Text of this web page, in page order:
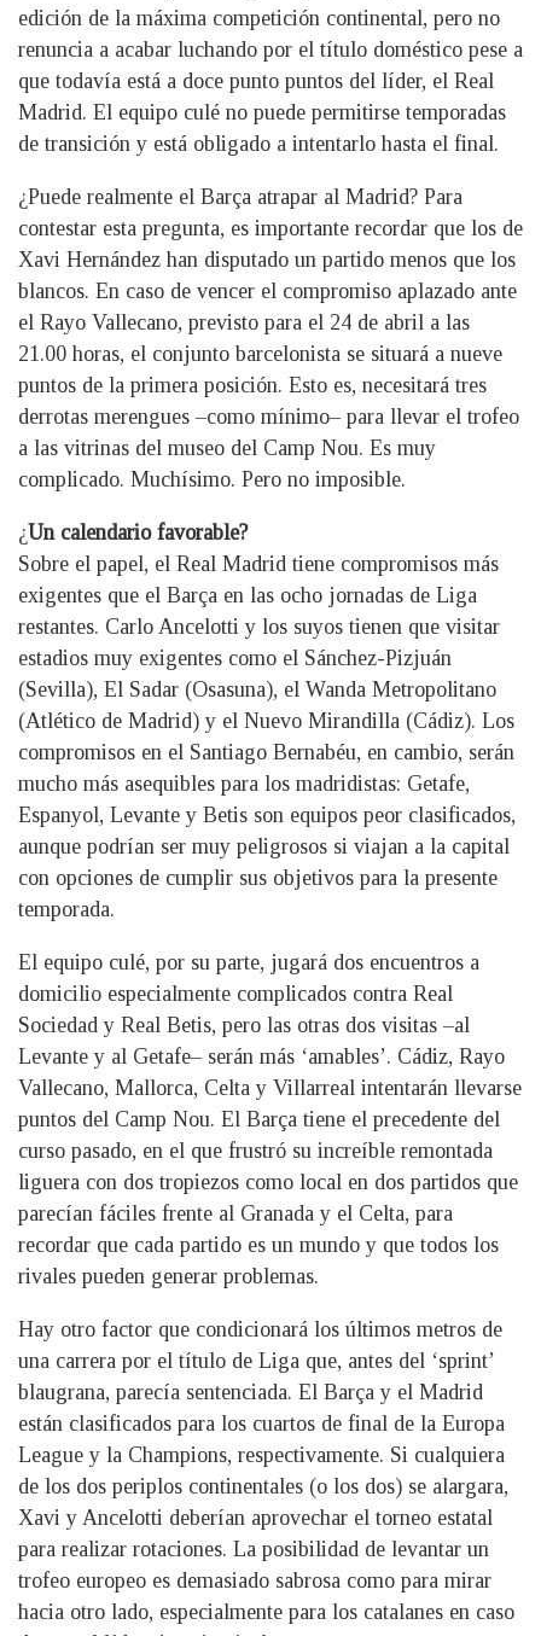
edición de la máxima competición continental, pero no
renuncia a acabar luchando por el título doméstico pese a
que todavía está a doce punto puntos del líder, el Real
Madrid. El equipo culé no puede permitirse temporadas
de transición y está obligado a intentarlo hasta el final.
¿Puede realmente el Barça atrapar al Madrid? Para
contestar esta pregunta, es importante recordar que los de
Xavi Hernández han disputado un partido menos que los
blancos. En caso de vencer el compromiso aplazado ante
el Rayo Vallecano, previsto para el 24 de abril a las
21.00 horas, el conjunto barcelonista se situará a nueve
puntos de la primera posición. Esto es, necesitará tres
derrotas merengues –como mínimo– para llevar el trofeo
a las vitrinas del museo del Camp Nou. Es muy
complicado. Muchísimo. Pero no imposible.
¿Un calendario favorable?
Sobre el papel, el Real Madrid tiene compromisos más
exigentes que el Barça en las ocho jornadas de Liga
restantes. Carlo Ancelotti y los suyos tienen que visitar
estadios muy exigentes como el Sánchez-Pizjuán
(Sevilla), El Sadar (Osasuna), el Wanda Metropolitano
(Atlético de Madrid) y el Nuevo Mirandilla (Cádiz). Los
compromisos en el Santiago Bernabéu, en cambio, serán
mucho más asequibles para los madridistas: Getafe,
Espanyol, Levante y Betis son equipos peor clasificados,
aunque podrían ser muy peligrosos si viajan a la capital
con opciones de cumplir sus objetivos para la presente
temporada.
El equipo culé, por su parte, jugará dos encuentros a
domicilio especialmente complicados contra Real
Sociedad y Real Betis, pero las otras dos visitas –al
Levante y al Getafe– serán más ‘amables’. Cádiz, Rayo
Vallecano, Mallorca, Celta y Villarreal intentarán llevarse
puntos del Camp Nou. El Barça tiene el precedente del
curso pasado, en el que frustró su increíble remontada
liguera con dos tropiezos como local en dos partidos que
parecían fáciles frente al Granada y el Celta, para
recordar que cada partido es un mundo y que todos los
rivales pueden generar problemas.
Hay otro factor que condicionará los últimos metros de
una carrera por el título de Liga que, antes del ‘sprint’
blaugrana, parecía sentenciada. El Barça y el Madrid
están clasificados para los cuartos de final de la Europa
League y la Champions, respectivamente. Si cualquiera
de los dos periplos continentales (o los dos) se alargara,
Xavi y Ancelotti deberían aprovechar el torneo estatal
para realizar rotaciones. La posibilidad de levantar un
trofeo europeo es demasiado sabrosa como para mirar
hacia otro lado, especialmente para los catalanes en caso